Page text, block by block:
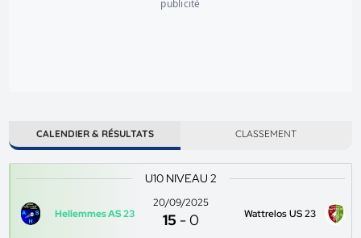
publicité
CALENDIER & RÉSULTATS CLASSEMENT
U10 NIVEAU 2
Hellemmes AS 23
20/09/2025
15 -0 Wattrelos US 23